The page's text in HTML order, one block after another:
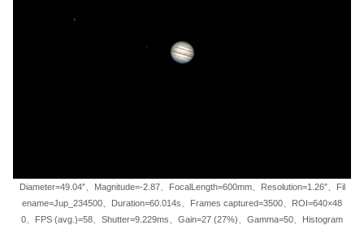
Diameter=49.04″、Magnitude=-2.87、FocalLength=600mm、Resolution=1.26″、Fil
ename=Jup_234500、Duration=60.014s、Frames captured=3500、ROI=640×48
0、FPS (avg.)=58、Shutter=9.229ms、Gain=27 (27%)、Gamma=50、Histogram